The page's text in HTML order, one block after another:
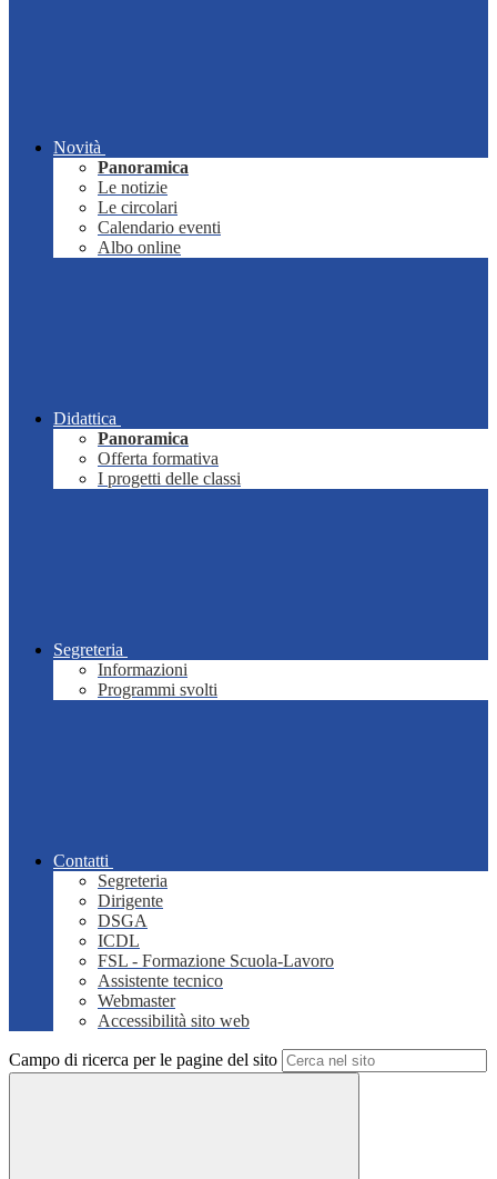
Novità
Panoramica
Le notizie
Le circolari
Calendario eventi
Albo online
Didattica
Panoramica
Offerta formativa
I progetti delle classi
Segreteria
Informazioni
Programmi svolti
Contatti
Segreteria
Dirigente
DSGA
ICDL
FSL - Formazione Scuola-Lavoro
Assistente tecnico
Webmaster
Accessibilità sito web
Campo di ricerca per le pagine del sito